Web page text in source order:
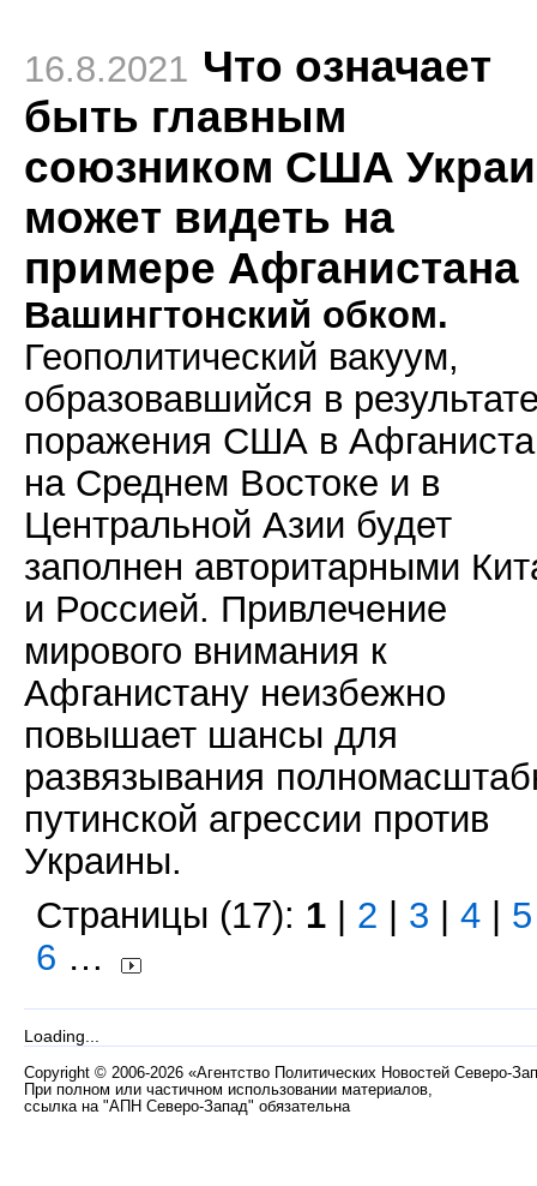
16.8.2021 Что означает
быть главным
союзником США
может видеть на
примере Афганистана
Вашингтонский обком.
Геополитический вакуум,
образовавшийся в
поражения США в
на Среднем Востоке и в
Центральной Азии будет
заполнен авторитарными
и Россией. Привлечение
мирового внимания к
Афганистану неизбежно
повышает шансы для
развязывания
путинской агрессии против
Украины.
Страницы (17): 1 2 3 4 5
6 …
Loading...
Copyright © 2006-2026 «Агентство Политических Новостей Северо-
При полном или частичном использовании материалов,
ссылка на "АПН Северо-Запад" обязательна